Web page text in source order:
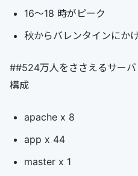
16～18 時がピーク
秋からバレンタインにか
##524万人をささえるサー
構成
apache x 8
app x 44
master x 1